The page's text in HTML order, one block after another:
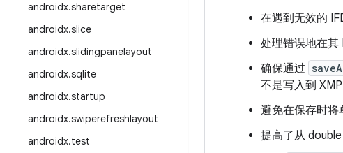
androidx.sharetarget
androidx.slice
androidx.slidingpanelayout
androidx.sqlite
androidx.startup
androidx.swiperefreshlayout
androidx.test
在遇到无效的
处理错误地在其
确保通过
不是写入到
避免在保存时将
提高了从